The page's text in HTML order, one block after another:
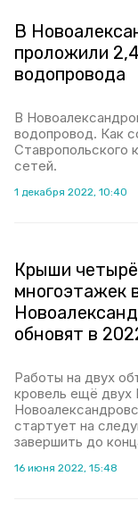
В
проложили
водопровода
В
водопровод. Как
Ставропольского
сетей.
1 декабря 2022, 10:40
Крыши
многоэтажек
обновят в
Работы на двух
кровель ещё
стартует на
завершить до
16 июня 2022, 15:48